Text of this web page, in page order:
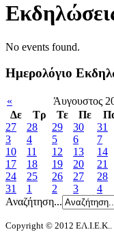
No events found.
Ημερολόγιο
« Άυγουστος
Δε
Tρ Τε Πε
27
28 29 30 31
3
4 5 6 7
10
11 12 13 14
17
18 19 20 21
24
25 26 27 28
31
1 2 3 4
Αναζήτηση...
Copyright © 2012 ΕΛ.Ι.Ε.Κ..